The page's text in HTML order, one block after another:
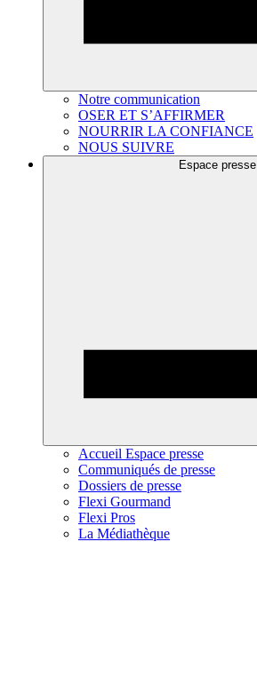
Notre communication
OSER ET S’AFFIRMER
NOURRIR LA CONFIANCE
NOUS SUIVRE
Espace presse
Accueil Espace presse
Communiqués de presse
Dossiers de presse
Flexi Gourmand
Flexi Pros
La Médiathèque